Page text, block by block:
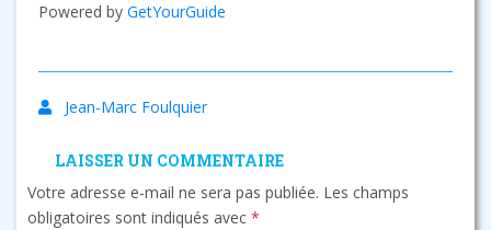
Powered by GetYourGuide
Jean-Marc Foulquier
LAISSER UN COMMENTAIRE
Votre adresse e-mail ne sera pas publiée. Les champs
obligatoires sont indiqués avec *